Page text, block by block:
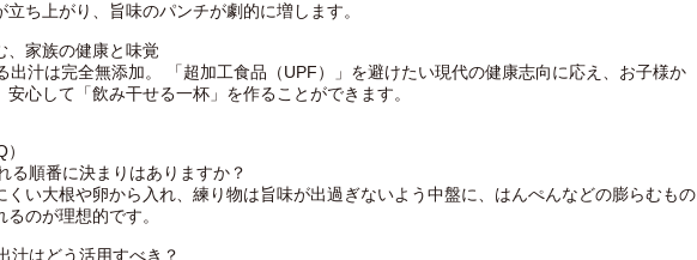
ち上がり、旨味のパンチが劇的に増します。
、家族の健康と味覚
出汁は完全無添加。 「超加工食品（UPF）」を避けたい現代の健康志向に応え、お子様か
安心して「飲み干せる一杯」を作ることができます。
る順番に決まりはありますか？
い大根や卵から入れ、練り物は旨味が出過ぎないよう中盤に、はんぺんなどの膨らむもの
のが理想的です。
汁はどう活用すべき？